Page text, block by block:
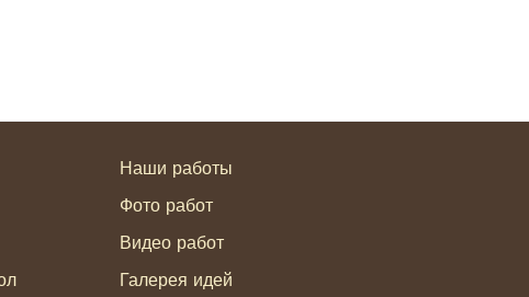
Наши работы
Фото работ
Видео работ
Галерея идей